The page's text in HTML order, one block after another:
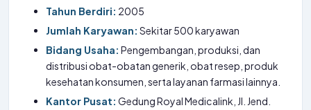
Tahun Berdiri: 2005
Jumlah Karyawan: Sekitar 500 karyawan
Bidang Usaha: Pengembangan, produksi, dan
distribusi obat-obatan generik, obat resep, produk
kesehatan konsumen, serta layanan farmasi lainnya.
Kantor Pusat: Gedung Royal Medicalink, Jl. Jend.